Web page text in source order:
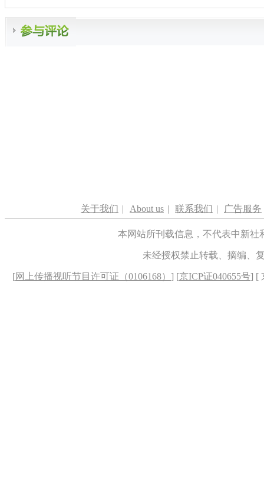
关于我们 | About us | 联系我们 | 广告服务
本网站所刊载信息，不代表中新
未经授权禁止转载、摘编、
[网上传播视听节目许可证（0106168） ] [京ICP证040655号] [